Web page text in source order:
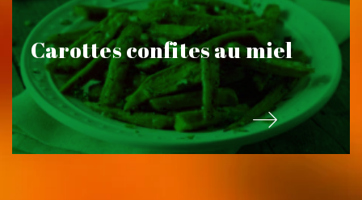
Carottes confites au miel